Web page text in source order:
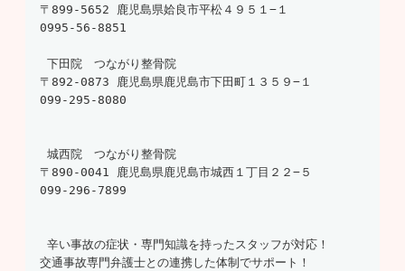
〒899-5652 鹿児島県姶良市平松４９５１−１
0995-56-8851
下田院　つながり整骨院
099-295-8080
城西院　つながり整骨院
099-296-7899
辛い事故の症状・専門知識を持ったスタッフが対応！
交通事故専門弁護士との連携した体制でサポート！